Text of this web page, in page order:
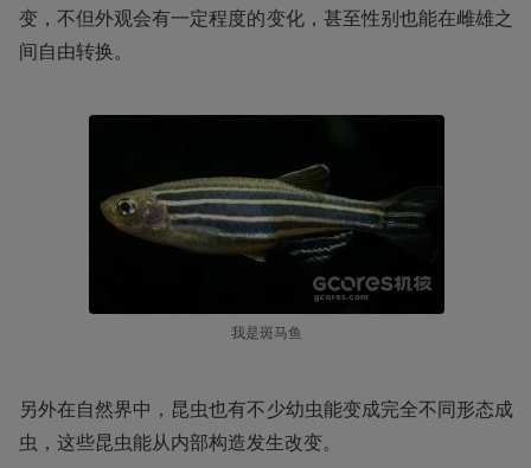
变，不但外观会有一定程度的变化，甚至性别也能在雌雄之
间自由转换。
我是斑马鱼
另外在自然界中，昆虫也有不少幼虫能变成完全不同形态成
虫，这些昆虫能从内部构造发生改变。